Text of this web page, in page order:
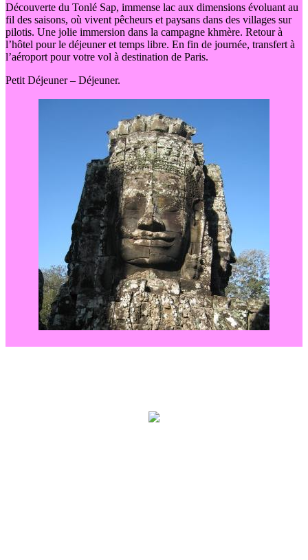
Découverte du Tonlé Sap, immense lac aux dimensions évoluant au
fil des saisons, où vivent pêcheurs et paysans dans des villages sur
pilotis. Une jolie immersion dans la campagne khmère. Retour à
l’hôtel pour le déjeuner et temps libre. En fin de journée, transfert à
l’aéroport pour votre vol à destination de Paris.
Petit Déjeuner – Déjeuner.